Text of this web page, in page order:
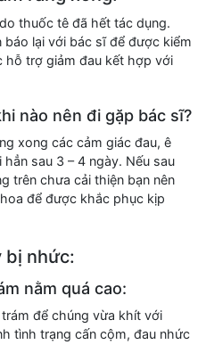
thuốc tê đã hết tác dụng.
lại với bác sĩ để được kiểm
hỗ trợ giảm đau kết hợp với
nào nên đi gặp bác sĩ?
xong các cảm giác đau, ê
sau 3 – 4 ngày. Nếu sau
trên chưa cải thiện bạn nên
để được khắc phục kịp
bị nhức:
nằm quá cao:
để chúng vừa khít với
tình trạng cấn cộm, đau nhức